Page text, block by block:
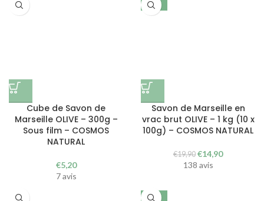
Cube de Savon de
Marseille OLIVE – 300g –
Sous film – COSMOS
NATURAL
€5,20
7 avis
-25%
Savon de Marseille en
vrac brut OLIVE – 1 kg (10 x
100g) – COSMOS NATURAL
€19,90 Le
prix
€14,90Le
138 avis
-26%